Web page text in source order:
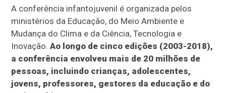
A conferência infantojuvenil é organizada pelos
ministérios da Educação, do Meio Ambiente e
Mudança do Clima e da Ciência, Tecnologia e
Inovação.Ao longo de cinco edições (2003-2018),
a conferência envolveu mais de 20 milhões de
pessoas, incluindo crianças, adolescentes,
jovens, professores, gestores da educação e do